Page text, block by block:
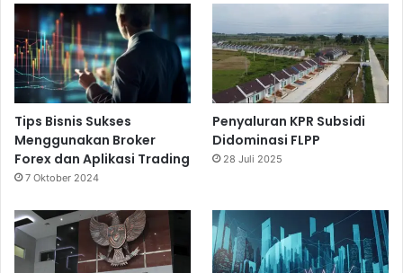
Tips Bisnis Sukses
Menggunakan Broker
Forex dan Aplikasi Trading
7 Oktober 2024
Penyaluran KPR Subsidi
Didominasi FLPP
28 Juli 2025